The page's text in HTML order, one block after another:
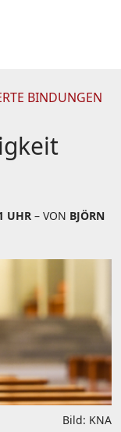
BINDUNGEN
UHR – VON BJÖRN
Bild: KNA